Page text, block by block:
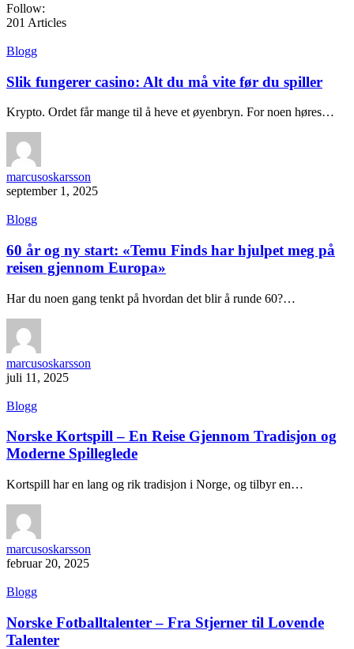
Follow:
201 Articles
Blogg
Slik fungerer casino: Alt du må vite før du spiller
Krypto. Ordet får mange til å heve et øyenbryn. For noen høres…
marcusoskarsson
september 1, 2025
Blogg
60 år og ny start: «Temu Finds har hjulpet meg på
reisen gjennom Europa»
Har du noen gang tenkt på hvordan det blir å runde 60?…
marcusoskarsson
juli 11, 2025
Blogg
Norske Kortspill – En Reise Gjennom Tradisjon og
Moderne Spilleglede
Kortspill har en lang og rik tradisjon i Norge, og tilbyr en…
marcusoskarsson
februar 20, 2025
Blogg
Norske Fotballtalenter – Fra Stjerner til Lovende
Talenter